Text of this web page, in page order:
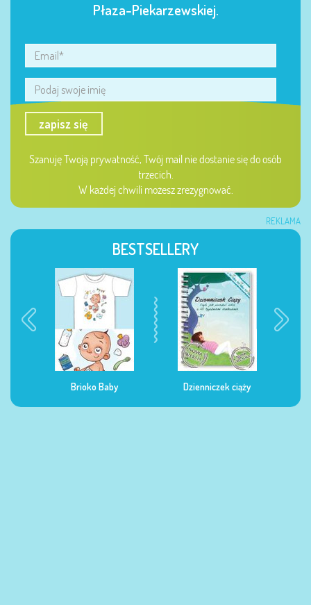
Płaza-Piekarzewskiej.
zapisz się
Szanuję Twoją prywatność, Twój mail nie dostanie się do osób
trzecich.
W każdej chwili możesz zrezygnować.
REKLAMA
BESTSELLERY
Brioko Baby Dzienniczek ciąży